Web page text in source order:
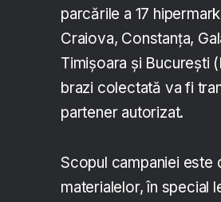
parcările a 17
Craiova, Constanța,
Timișoara și București
brazi colectată va fi
partener autorizat.
Scopul campaniei este
materialelor, în special